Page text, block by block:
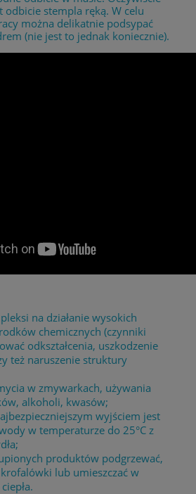
stempla ręką. W celu
można delikatnie podsypać
(nie jest to jednak koniecznie).
na działanie wysokich
chemicznych (czynniki
odkształcenia, uszkodzenie
też naruszenie struktury
w zmywarkach, używania
alkoholi, kwasów;
wyjściem jest
w temperaturze do 25°C z
produktów podgrzewać,
lub umieszczać w